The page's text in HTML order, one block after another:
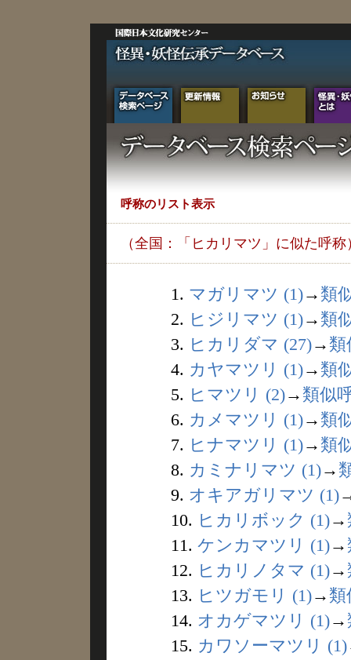
呼称のリスト表示
（全国：「ヒカリマツ」に似た呼称
1. マガリマツ (1)→ 類
2. ヒジリマツ (1)→ 類
3. ヒカリダマ (27)→ 類
4. カヤマツリ (1)→ 類
5. ヒマツリ (2)→ 類似
6. カメマツリ (1)→ 類
7. ヒナマツリ (1)→ 類
8. カミナリマツ (1)→
9. オキアガリマツ (1)
10. ヒカリボック (1)→
11. ケンカマツリ (1)→
12. ヒカリノタマ (1)→
13. ヒツガモリ (1)→ 類
14. オカゲマツリ (1)→
15. カワソーマツリ (1)